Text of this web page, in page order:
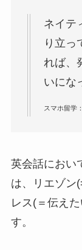
ネイテ
り立っ
れば、
いにな
スマホ留学
英会話におい
は、リエゾン
レス(＝伝え
す。